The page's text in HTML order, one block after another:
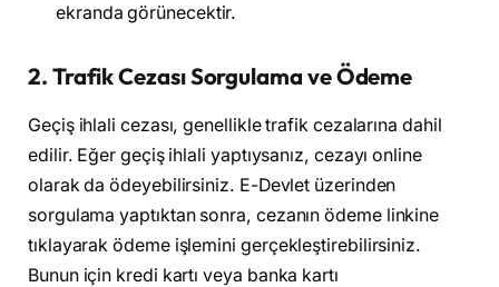
ekranda görünecektir.
2. Trafik Cezası Sorgulama ve Ödeme
Geçiş ihlali cezası, genellikle trafik cezalarına dahil
edilir. Eğer geçiş ihlali yaptıysanız, cezayı online
olarak da ödeyebilirsiniz. E-Devlet üzerinden
sorgulama yaptıktan sonra, cezanın ödeme linkine
tıklayarak ödeme işlemini gerçekleştirebilirsiniz.
Bunun için kredi kartı veya banka kartı